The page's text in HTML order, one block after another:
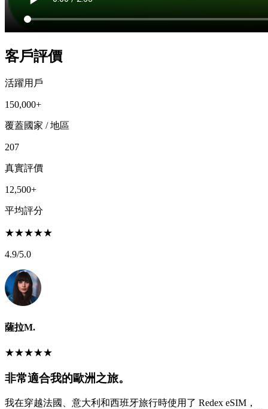
客戶評價
活躍用戶
150,000+
覆蓋國家 / 地區
207
真實評價
12,500+
平均評分
★★★★★
4.9/5.0
薩拉M.
★★★★★
非常適合我的歐洲之旅。
我在穿越法國、意大利和西班牙旅行時使用了 Redex eSIM，